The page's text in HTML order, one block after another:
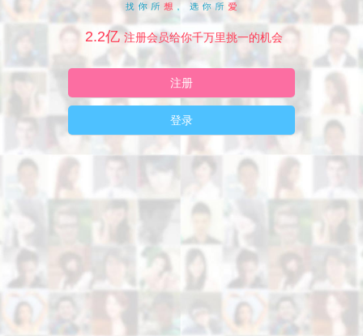
2.2亿 注册会员给你千万里挑一的机会
注册
登录